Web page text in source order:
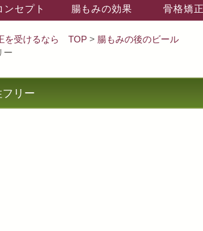
ンセプト 腸もみの効果 骨格矯正
を受けるなら TOP > 腸もみの後のビール
ー
リー